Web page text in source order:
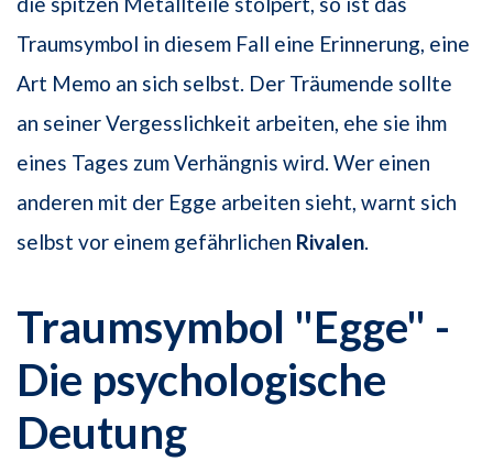
Traumsymbol in diesem Fall eine Erinnerung, eine
Art Memo an sich selbst. Der Träumende sollte
an seiner Vergesslichkeit arbeiten, ehe sie ihm
eines Tages zum Verhängnis wird. Wer einen
anderen mit der Egge arbeiten sieht, warnt sich
selbst vor einem gefährlichen Rivalen.
Traumsymbol "Egge" -
Die psychologische
Deutung